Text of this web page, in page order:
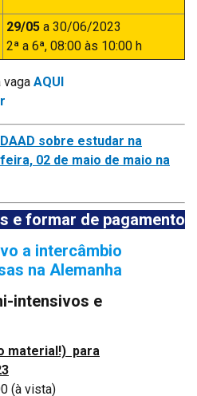
29/05 a 30/06/2023
2ª a 6ª, 08:00 às 10:00 h
vaga AQUI
sobre estudar na
02 de maio de maio na
e formar de pagamento
a intercâmbio
na Alemanha
intensivos e
material!) para
(à vista)